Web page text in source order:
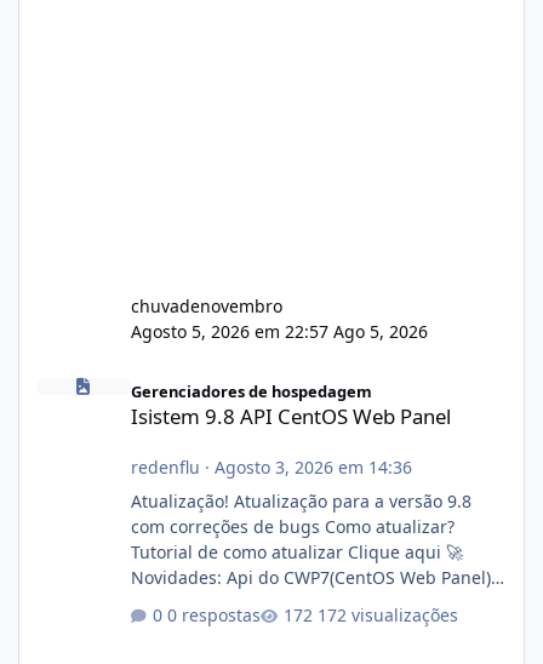
chuvadenovembro
Agosto 5, 2026 em 22:57 Ago 5, 2026
Gerenciadores de hospedagem
Isistem 9.8 API CentOS Web Panel
redenflu · Agosto 3, 2026 em 14:36
Atualização! Atualização para a versão 9.8
com correções de bugs Como atualizar?
Tutorial de como atualizar Clique aqui 🚀
Novidades: Api do CWP7(CentOS Web Panel)
autorizado a usasr o isistem:
0 respostas 172 visualizações